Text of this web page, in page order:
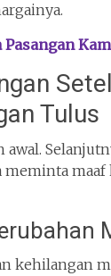
Tulus
awal.
kehilangan